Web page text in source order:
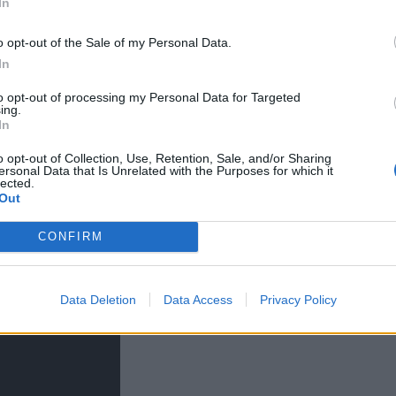
opt-out of the Sale of my Personal Data.
opt-out of processing my Personal Data for Targeted
opt-out of Collection, Use, Retention, Sale, and/or Sharing
Data that Is Unrelated with the Purposes for which it
CONFIRM
Data Deletion Data Access Privacy Policy
να μαγειρέψουμε». Μια δήλωση που
και την ομαδική αποτυχία. Η
Η ήττα τους οδηγεί απευθείας σε δοκιμασίες
πλέον δεν είναι μόνο ποιος θα φύγει, αλλά
», μια νίκη μπορεί να σε ανεβάσει, αλλά μια
σε αυτό το σημείο. Το επόμενο επεισόδιο
Αποδέχομαι τουςόρους χρήσης